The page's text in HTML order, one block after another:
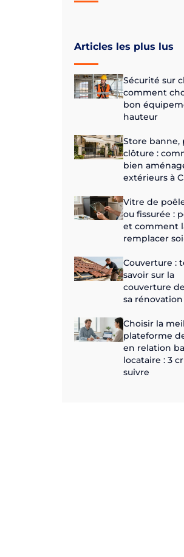
Articles les plus lus
Sécurité sur
comment
bon
hauteur
Store banne,
clôture :
bien
extérieurs à
Vitre de
ou fissurée :
et comment
remplacer
Couverture :
savoir sur la
couverture
sa rénovation
Choisir la
plateforme
en relation
locataire : 3
suivre